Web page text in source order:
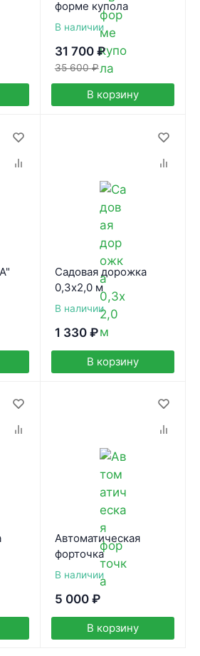
форме купола
В наличии
31 700 ₽
35 600 ₽
В корзину
Садовая дорожка
0,3х2,0 м
В наличии
1 330 ₽
В корзину
Автоматическая
форточка
В наличии
5 000 ₽
В корзину